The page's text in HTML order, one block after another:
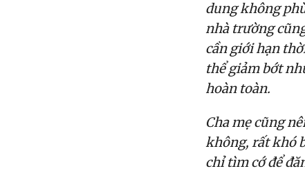
dung không
nhà trường
cần giới hạn
thể giảm bớt
hoàn toàn.
Cha mẹ cũng
không, rất khó
chỉ tìm cớ để